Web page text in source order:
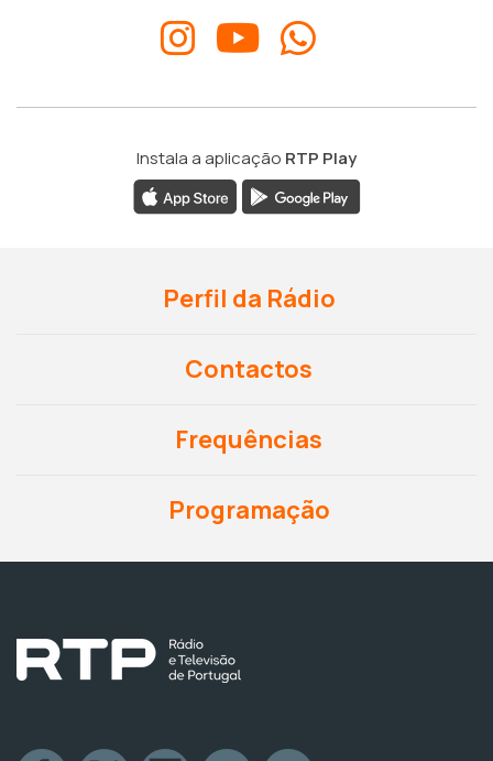
Instala a aplicação RTP Play
Perfil da Rádio
Contactos
Frequências
Programação